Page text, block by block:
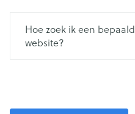
Hoe zoek ik een
website?